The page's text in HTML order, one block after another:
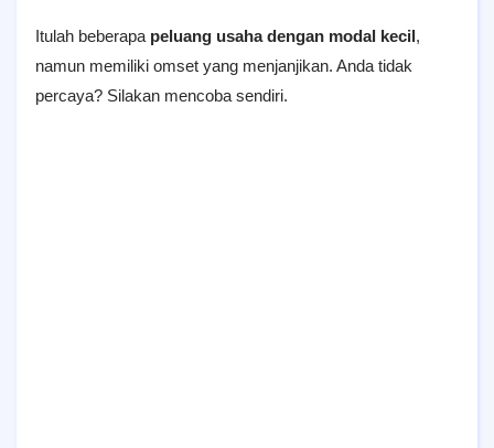
Itulah beberapa peluang usaha dengan modal kecil ,
namun memiliki omset yang menjanjikan. Anda tidak
percaya? Silakan mencoba sendiri.